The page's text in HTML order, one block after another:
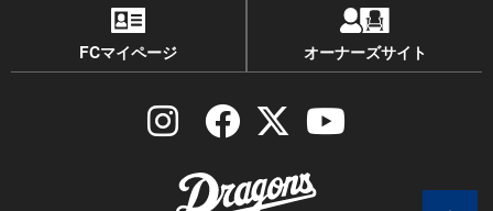
FCマイページ オーナーズサイト